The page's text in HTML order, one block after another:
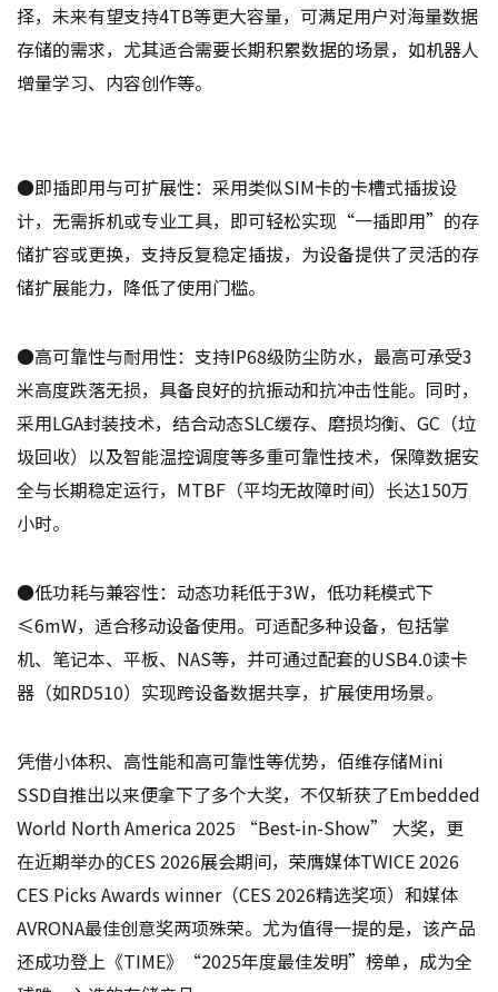
择，未来有望支持4TB等更大容量，可满足用户对海量数据
存储的需求，尤其适合需要长期积累数据的场景，如机器人
增量学习、内容创作等。
●即插即用与可扩展性：采用类似SIM卡的卡槽式插拔设
计，无需拆机或专业工具，即可轻松实现“一插即用”的存
储扩容或更换，支持反复稳定插拔，为设备提供了灵活的存
储扩展能力，降低了使用门槛。
●高可靠性与耐用性：支持IP68级防尘防水，最高可承受3
米高度跌落无损，具备良好的抗振动和抗冲击性能。同时，
采用LGA封装技术，结合动态SLC缓存、磨损均衡、GC（垃
圾回收）以及智能温控调度等多重可靠性技术，保障数据安
全与长期稳定运行，MTBF（平均无故障时间）长达150万
小时。
●低功耗与兼容性：动态功耗低于3W，低功耗模式下
≤6mW，适合移动设备使用。可适配多种设备，包括掌
机、笔记本、平板、NAS等，并可通过配套的USB4.0读卡
器（如RD510）实现跨设备数据共享，扩展使用场景。
凭借小体积、高性能和高可靠性等优势，佰维存储Mini
SSD自推出以来便拿下了多个大奖，不仅斩获了Embedded
World North America 2025 “Best-in-Show” 大奖，更
在近期举办的CES 2026展会期间，荣膺媒体TWICE 2026
CES Picks Awards winner（CES 2026精选奖项）和媒体
AVRONA最佳创意奖两项殊荣。尤为值得一提的是，该产品
还成功登上《TIME》“2025年度最佳发明”榜单，成为全